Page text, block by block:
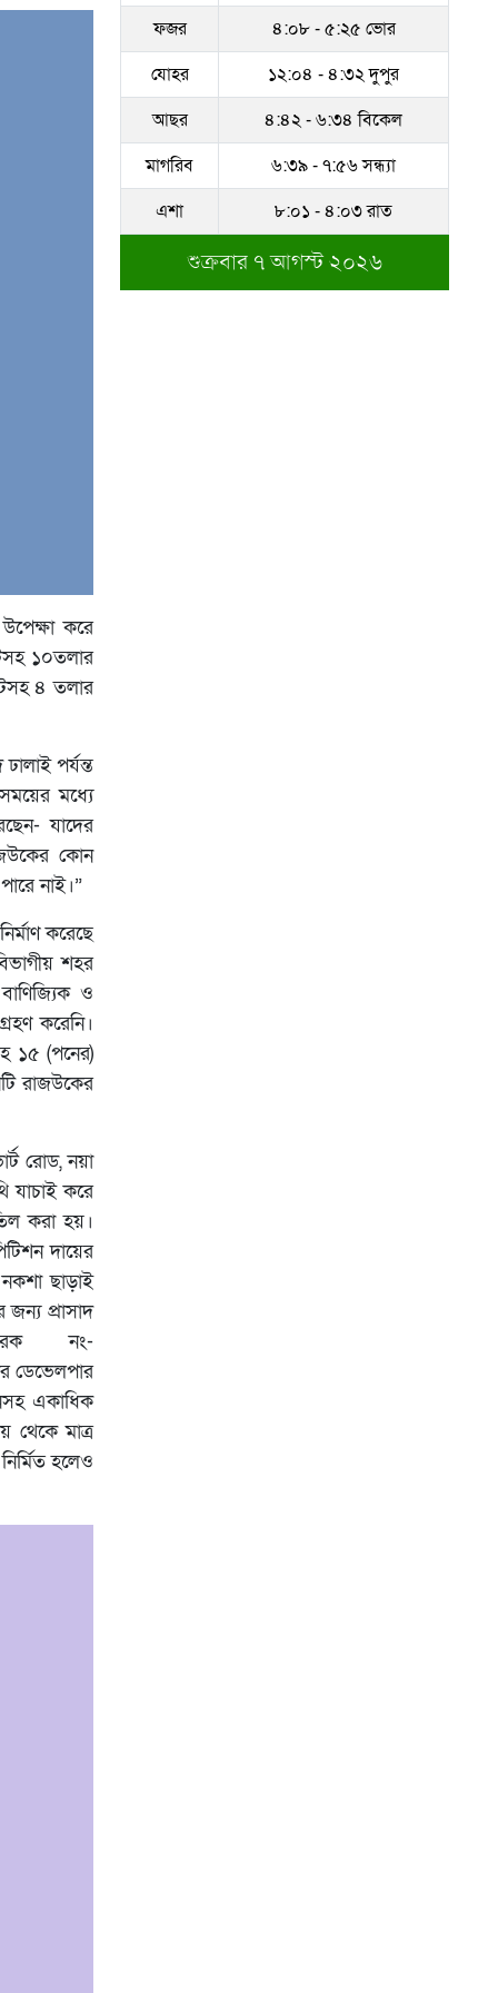
করে
১০তলার
৪ তলার
পর্যন্ত
মধ্যে
যাদের
কোন
নাই।”
করেছে
শহর
ও
করেনি।
১৫ (পনের)
রাজউকের
রোড, নয়া
যাচাই করে
করা হয়।
দায়ের
ছাড়াই
প্রাসাদ
নং-
ডেভেলপার
একাধিক
থেকে মাত্র
হলেও
সম্পদের পাহাড় গড়েছেন
নকল নবিশ আতাউর রহমান
অবশেষে বরখাস্ত রাজউকের
শফিউল্লাহ বাবু
১৮ জুলাই সব মোবাইল
গ্রাহকরা পাবেন ১ জিবি ফ্রি
শেরে বাংলা বালিকা
ফজর
৪:০৮ - ৫:২৫ ভোর
যোহর
১২:০৪ - ৪:৩২ দুপুর
আছর
৪:৪২ - ৬:৩৪ বিকেল
মাগরিব
৬:৩৯ - ৭:৫৬ সন্ধ্যা
এশা
৮:০১ - ৪:০৩ রাত
শুক্রবার ৭ আগস্ট ২০২৬